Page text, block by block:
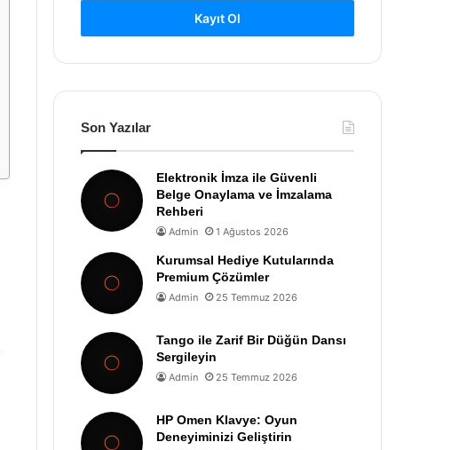
Kayıt Ol
Son Yazılar
Elektronik İmza ile Güvenli
Belge Onaylama ve İmzalama
Rehberi
Admin 1 Ağustos 2026
Kurumsal Hediye Kutularında
Premium Çözümler
Admin 25 Temmuz 2026
Tango ile Zarif Bir Düğün Dansı
Sergileyin
Admin 25 Temmuz 2026
HP Omen Klavye: Oyun
Deneyiminizi Geliştirin